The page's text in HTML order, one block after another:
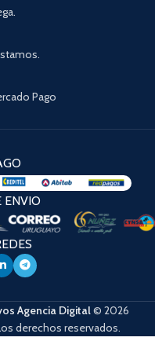
Pago
ENVIO
Agencia Digital© 2026
derechos reservados.
puedes utilizar las flechas